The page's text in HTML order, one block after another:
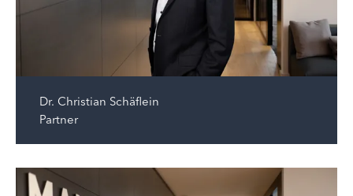
Dr. Christian Schäflein
Partner